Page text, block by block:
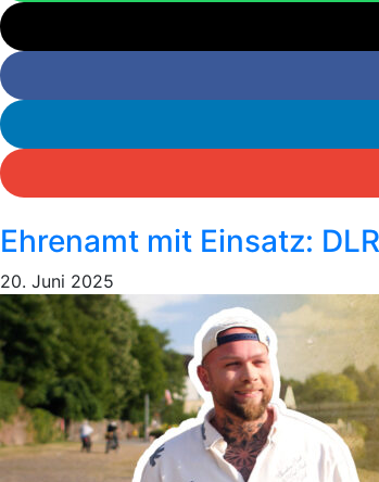
Ehrenamt mit Einsatz:
20. Juni 2025